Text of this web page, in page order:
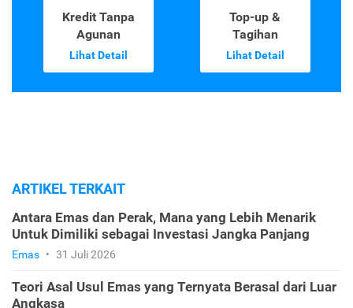
Kredit Tanpa
Agunan
Lihat Detail
Top-up &
Tagihan
Lihat Detail
ARTIKEL TERKAIT
Antara Emas dan Perak, Mana yang Lebih Menarik
Untuk Dimiliki sebagai Investasi Jangka Panjang
Emas • 31 Juli 2026
Teori Asal Usul Emas yang Ternyata Berasal dari Luar
Angkasa